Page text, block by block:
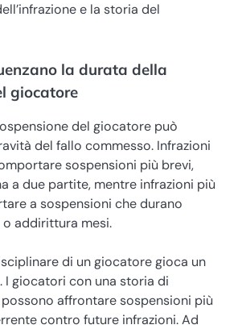
e la storia del
la durata della
giocatore
del giocatore può
del fallo commesso. Infrazioni
sospensioni più brevi,
a due partite, mentre infrazioni più
a sospensioni che durano
addirittura mesi.
di un giocatore gioca un
I giocatori con una storia di
affrontare sospensioni più
contro future infrazioni. Ad